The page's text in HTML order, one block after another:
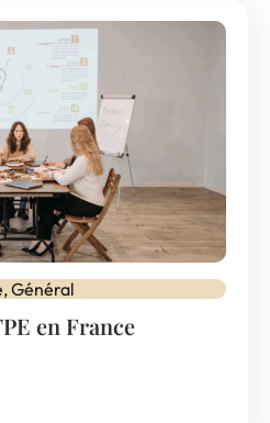
,Général
en France